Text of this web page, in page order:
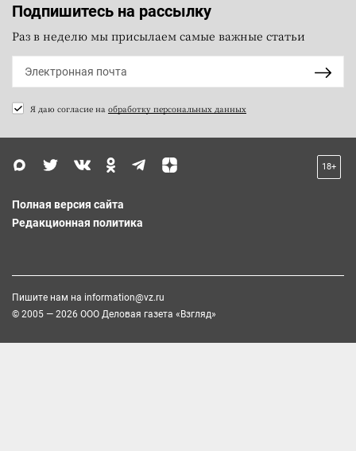
Подпишитесь на рассылку
Раз в неделю мы присылаем самые важные статьи
Я даю согласие на обработку персональных данных
18+
Полная версия сайта
Редакционная политика
Пишите нам на information@vz.ru
© 2005 — 2026 ООО Деловая газета «Взгляд»